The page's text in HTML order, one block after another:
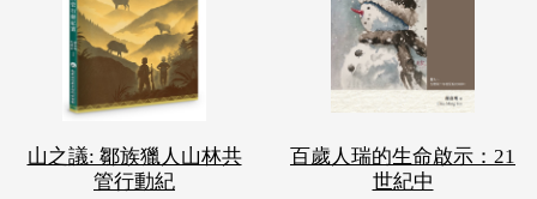
山之議: 鄒族獵人山林共
管行動紀
百歲人瑞的生命啟示：21
世紀中